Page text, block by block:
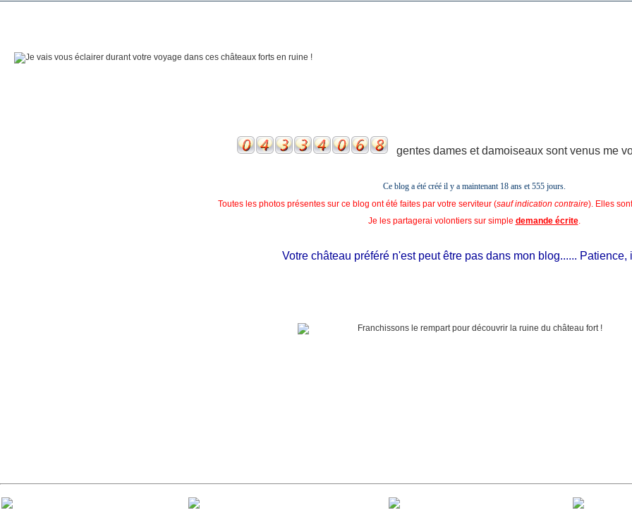
gentes dames et damoiseaux sont venus me
Ce blog a été créé il y a maintenant 18 ans et 555 jours.
Toutes les photos présentes sur ce blog ont été faites par votre serviteur (sauf indication contraire). Elles
Je les partagerai volontiers sur simple demande écrite.
Votre château préféré n'est peut être pas dans mon blog...... Patience, il